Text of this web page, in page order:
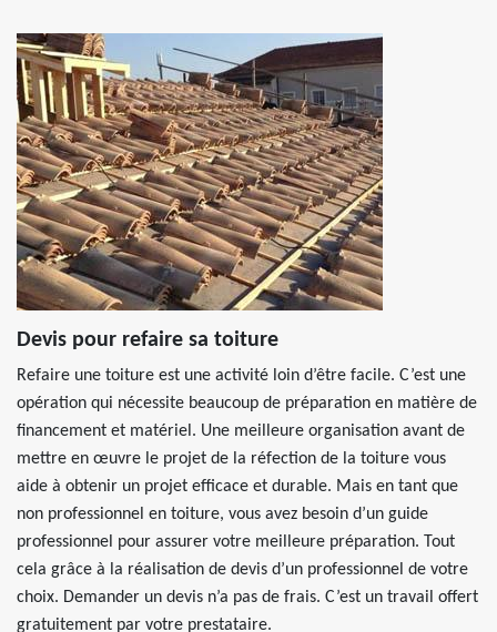
Devis pour refaire sa toiture
Refaire une toiture est une activité loin d’être facile. C’est une
opération qui nécessite beaucoup de préparation en matière de
financement et matériel. Une meilleure organisation avant de
mettre en œuvre le projet de la réfection de la toiture vous
aide à obtenir un projet efficace et durable. Mais en tant que
non professionnel en toiture, vous avez besoin d’un guide
professionnel pour assurer votre meilleure préparation. Tout
cela grâce à la réalisation de devis d’un professionnel de votre
choix. Demander un devis n’a pas de frais. C’est un travail offert
gratuitement par votre prestataire.